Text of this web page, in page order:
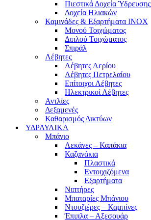
Πιεστικά Δοχεία Ύδρευσης
Δοχεία Ηλιακών
Καμινάδες & Εξαρτήματα ΙΝΟΧ
Μονού Τοιχώματος
Διπλού Τοιχώματος
Σπιράλ
Λέβητες
Λέβητες Αερίου
Λέβητες Πετρελαίου
Επίτοιχοι Λέβητες
Ηλεκτρικοί Λέβητες
Αντλίες
Δεξαμενές
Καθαρισμός Δικτύων
ΥΔΡΑΥΛΙΚΑ
Μπάνιο
Λεκάνες – Καπάκια
Καζανάκια
Πλαστικά
Εντοιχιζόμενα
Εξαρτήματα
Νιπτήρες
Μπαταρίες Μπάνιου
Ντουζιέρες – Καμπίνες
Έπιπλα – Αξεσουάρ